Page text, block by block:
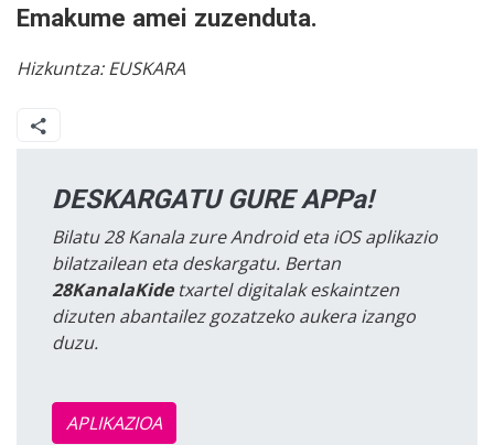
Emakume amei zuzenduta.
Hizkuntza:EUSKARA
DESKARGATU GURE APPa!
Bilatu 28 Kanala zure Android eta iOS aplikazio
bilatzailean eta deskargatu. Bertan
28KanalaKidetxartel digitalak eskaintzen
dizuten abantailez gozatzeko aukera izango
duzu.
APLIKAZIOA